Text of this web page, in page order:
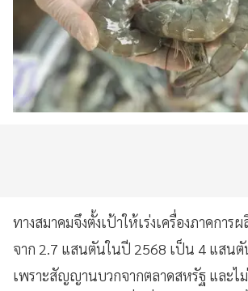
ทางสมาคมจึงตั้งเป้าให้เร่งเครื่องภาคการ
จาก 2.7 แสนตันในปี 2568 เป็น 4 แสน
เพราะสัญญานบวกจากตลาดสหรัฐ และ